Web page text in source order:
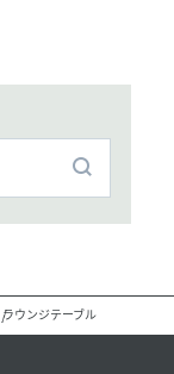
ラウンジテーブル